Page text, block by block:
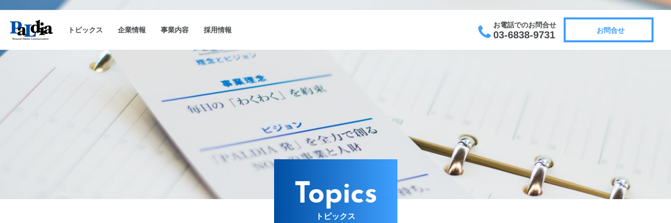
トピックス
企業理念 沿革
企業情報
キャンペーン事務局運用 CAM-SAKU
事業内容 採用情報 お問合せ
お電話でのお問合せ
03-6838-9731
Topics
トピックス